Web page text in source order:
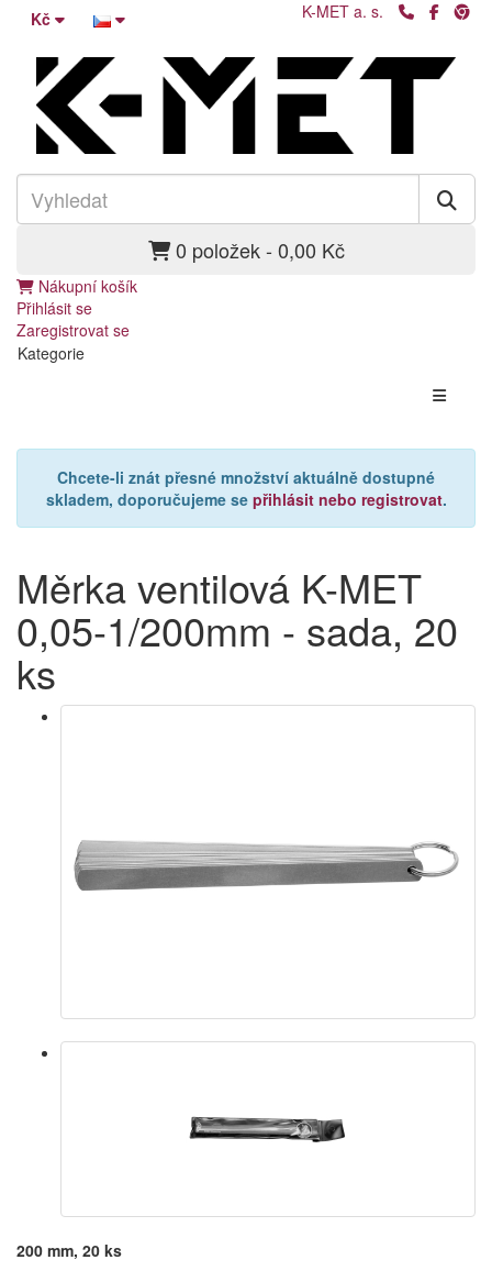
Kč K-MET a. s.
0 položek - 0,00 Kč
Nákupní košík
Přihlásit se
Zaregistrovat se
Kategorie
Chcete-li znát přesné množství aktuálně dostupné
skladem, doporučujeme se přihlásit nebo registrovat.
Měrka ventilová K-MET
0,05-1/200mm - sada, 20
ks
200 mm, 20 ks